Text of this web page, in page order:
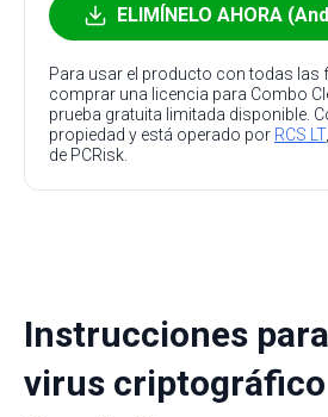
ELIMÍNELO AHORA
Para usar el producto con todas las
comprar una licencia para Combo
prueba gratuita limitada disponible.
propiedad y está operado por RCS LT
de PCRisk.
Instrucciones
virus criptográfico